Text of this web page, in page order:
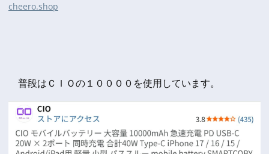
cheero.shop
普段はＣＩＯの１００００を使用しています。